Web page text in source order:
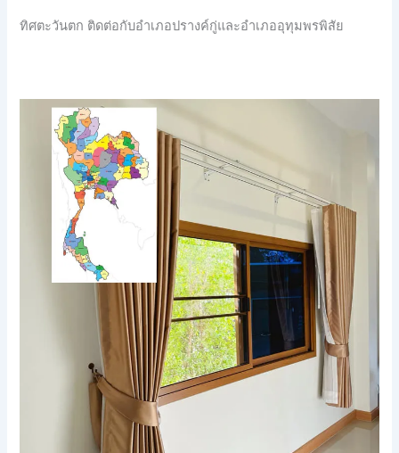
ทิศตะวันตก ติดต่อกับอำเภอปรางค์กู่และอำเภออุทุมพรพิสัย